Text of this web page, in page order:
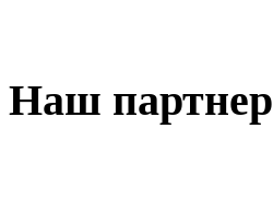
Наш партнер